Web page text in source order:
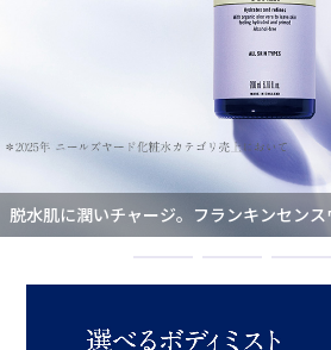
ピーターラビット(TM)とコラボレーション